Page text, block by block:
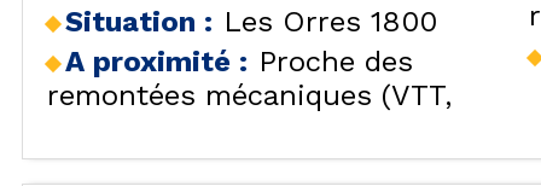
SÉJOURS & BONS
PLANS
LOCALISATION
ACTIVITÉS
CONTACT / DEVIS
Situation : Les Orres 1800
A proximité : Proche des
remontées mécaniques (VTT,